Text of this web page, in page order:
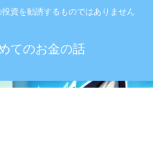
資を勧誘するものではありません
てのお金の話